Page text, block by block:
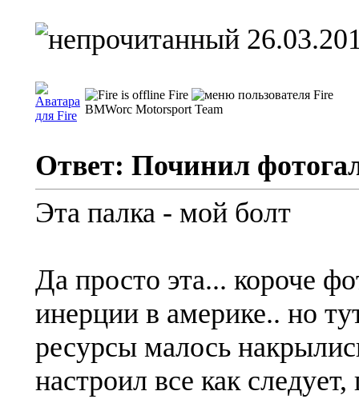
Fire
BMWorc Motorsport Team
Ответ: Починил
Эта палка - мой болт
Да просто эта... короче
инерции в америке.. но
ресурсы малось
настроил все как